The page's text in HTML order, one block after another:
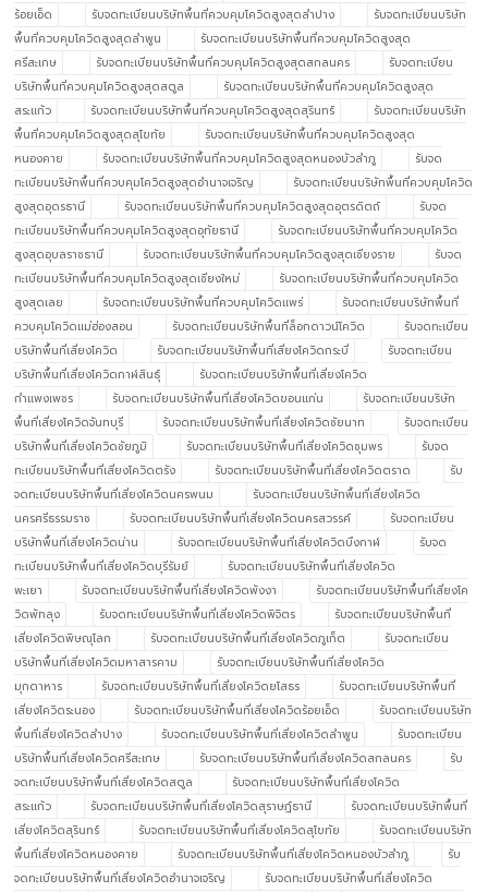
ร้อยเอ็ด
รับจดทะเบียนบริษัทพื้นที่ควบคุมโควิดสูงสุดลำปาง
รับจดทะเบียนบริษัท
พื้นที่ควบคุมโควิดสูงสุดลำพูน
รับจดทะเบียนบริษัทพื้นที่ควบคุมโควิดสูงสุด
ศรีสะเกษ
รับจดทะเบียนบริษัทพื้นที่ควบคุมโควิดสูงสุดสกลนคร
รับจดทะเบียน
บริษัทพื้นที่ควบคุมโควิดสูงสุดสตูล
รับจดทะเบียนบริษัทพื้นที่ควบคุมโควิดสูงสุด
สระแก้ว
รับจดทะเบียนบริษัทพื้นที่ควบคุมโควิดสูงสุดสุรินทร์
รับจดทะเบียนบริษัท
พื้นที่ควบคุมโควิดสูงสุดสุโขทัย
รับจดทะเบียนบริษัทพื้นที่ควบคุมโควิดสูงสุด
หนองคาย
รับจดทะเบียนบริษัทพื้นที่ควบคุมโควิดสูงสุดหนองบัวลำภู
รับจด
ทะเบียนบริษัทพื้นที่ควบคุมโควิดสูงสุดอำนาจเจริญ
รับจดทะเบียนบริษัทพื้นที่ควบคุมโควิด
สูงสุดอุดรธานี
รับจดทะเบียนบริษัทพื้นที่ควบคุมโควิดสูงสุดอุตรดิตถ์
รับจด
ทะเบียนบริษัทพื้นที่ควบคุมโควิดสูงสุดอุทัยธานี
รับจดทะเบียนบริษัทพื้นที่ควบคุมโควิด
สูงสุดอุบลราชธานี
รับจดทะเบียนบริษัทพื้นที่ควบคุมโควิดสูงสุดเชียงราย
รับจด
ทะเบียนบริษัทพื้นที่ควบคุมโควิดสูงสุดเชียงใหม่
รับจดทะเบียนบริษัทพื้นที่ควบคุมโควิด
สูงสุดเลย
รับจดทะเบียนบริษัทพื้นที่ควบคุมโควิดแพร่
รับจดทะเบียนบริษัทพื้นที่
ควบคุมโควิดแม่ฮ่องสอน
รับจดทะเบียนบริษัทพื้นที่ล็อกดาวน์โควิด
รับจดทะเบียน
บริษัทพื้นที่เสี่ยงโควิด
รับจดทะเบียนบริษัทพื้นที่เสี่ยงโควิดกระบี่
รับจดทะเบียน
บริษัทพื้นที่เสี่ยงโควิดกาฬสินธุ์
รับจดทะเบียนบริษัทพื้นที่เสี่ยงโควิด
กำแพงเพชร
รับจดทะเบียนบริษัทพื้นที่เสี่ยงโควิดขอนแก่น
รับจดทะเบียนบริษัท
พื้นที่เสี่ยงโควิดจันทบุรี
รับจดทะเบียนบริษัทพื้นที่เสี่ยงโควิดชัยนาท
รับจดทะเบียน
บริษัทพื้นที่เสี่ยงโควิดชัยภูมิ
รับจดทะเบียนบริษัทพื้นที่เสี่ยงโควิดชุมพร
รับจด
ทะเบียนบริษัทพื้นที่เสี่ยงโควิดตรัง
รับจดทะเบียนบริษัทพื้นที่เสี่ยงโควิดตราด
รับ
จดทะเบียนบริษัทพื้นที่เสี่ยงโควิดนครพนม
รับจดทะเบียนบริษัทพื้นที่เสี่ยงโควิด
นครศรีธรรมราช
รับจดทะเบียนบริษัทพื้นที่เสี่ยงโควิดนครสวรรค์
รับจดทะเบียน
บริษัทพื้นที่เสี่ยงโควิดน่าน
รับจดทะเบียนบริษัทพื้นที่เสี่ยงโควิดบึงกาฬ
รับจด
ทะเบียนบริษัทพื้นที่เสี่ยงโควิดบุรีรัมย์
รับจดทะเบียนบริษัทพื้นที่เสี่ยงโควิด
พะเยา
รับจดทะเบียนบริษัทพื้นที่เสี่ยงโควิดพังงา
รับจดทะเบียนบริษัทพื้นที่เสี่ยงโค
วิดพัทลุง
รับจดทะเบียนบริษัทพื้นที่เสี่ยงโควิดพิจิตร
รับจดทะเบียนบริษัทพื้นที่
เสี่ยงโควิดพิษณุโลก
รับจดทะเบียนบริษัทพื้นที่เสี่ยงโควิดภูเก็ต
รับจดทะเบียน
บริษัทพื้นที่เสี่ยงโควิดมหาสารคาม
รับจดทะเบียนบริษัทพื้นที่เสี่ยงโควิด
มุกดาหาร
รับจดทะเบียนบริษัทพื้นที่เสี่ยงโควิดยโสธร
รับจดทะเบียนบริษัทพื้นที่
เสี่ยงโควิดระนอง
รับจดทะเบียนบริษัทพื้นที่เสี่ยงโควิดร้อยเอ็ด
รับจดทะเบียนบริษัท
พื้นที่เสี่ยงโควิดลำปาง
รับจดทะเบียนบริษัทพื้นที่เสี่ยงโควิดลำพูน
รับจดทะเบียน
บริษัทพื้นที่เสี่ยงโควิดศรีสะเกษ
รับจดทะเบียนบริษัทพื้นที่เสี่ยงโควิดสกลนคร
รับ
จดทะเบียนบริษัทพื้นที่เสี่ยงโควิดสตูล
รับจดทะเบียนบริษัทพื้นที่เสี่ยงโควิด
สระแก้ว
รับจดทะเบียนบริษัทพื้นที่เสี่ยงโควิดสุราษฎ์ธานี
รับจดทะเบียนบริษัทพื้นที่
เสี่ยงโควิดสุรินทร์
รับจดทะเบียนบริษัทพื้นที่เสี่ยงโควิดสุโขทัย
รับจดทะเบียนบริษัท
พื้นที่เสี่ยงโควิดหนองคาย
รับจดทะเบียนบริษัทพื้นที่เสี่ยงโควิดหนองบัวลำภู
รับ
จดทะเบียนบริษัทพื้นที่เสี่ยงโควิดอำนาจเจริญ
รับจดทะเบียนบริษัทพื้นที่เสี่ยงโควิด